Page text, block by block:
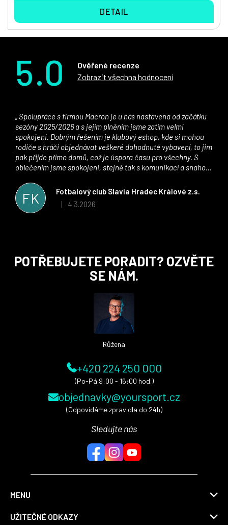
DETAIL
5.0
Ověřené recenze
Zobrazit všechna hodnocení
FK
Fotbalový club Slavia Hradec Králové z.s.
Hodnocení obchodu je 5 z 5 hvězdiček.
| 4.3.2026
sezóny 2025/2026 a s jejím plněním jsme zatím velmi
spokojeni. Dobrým řešením je klubový eshop, kde si mohou
rodiče s hráči objednávat veškeré dohodnuté vybavení, to jim
pak přijde přímo domů, což je úspora času pro všechny. S
oblečením jsme spokojeni, stejně tak s komunikací a snahou
stran. Věříme, že v tomto duchu bude spolupráce pokračovat
i nadále, nyní už začínáme řešit i první sady dresů ;)
POTŘEBUJETE PORADIT? OZVĚTE
SE NÁM.
Růžena
+420 224 250 000
(Po-Pá 9:00 - 16:00 hod.)
objednavky@yoursport.cz
(Odpovídáme zpravidla do 24h)
Sledujte nás
MENU
UŽITEČNÉ ODKAZY